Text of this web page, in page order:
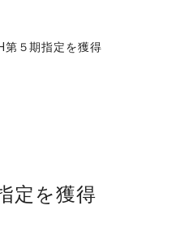
第５期指定を獲得
定を獲得